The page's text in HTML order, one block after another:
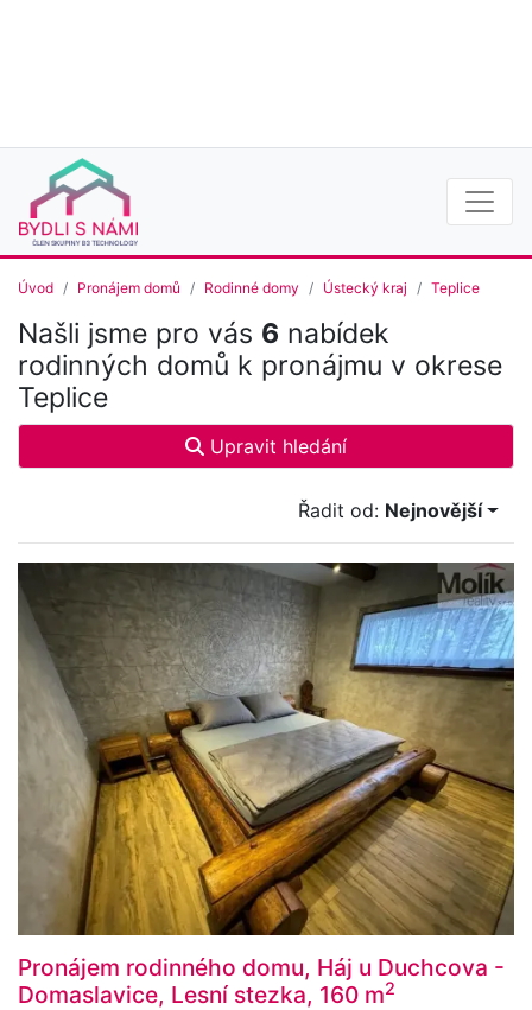
Úvod Pronájem domů Rodinné domy Ústecký kraj Teplice
Našli jsme pro vás 6 nabídek
rodinných domů k pronájmu v okrese
Teplice
Upravit hledání
Řadit od: Nejnovější
Pronájem rodinného domu, Háj u Duchcova -
Domaslavice, Lesní stezka, 160 m2